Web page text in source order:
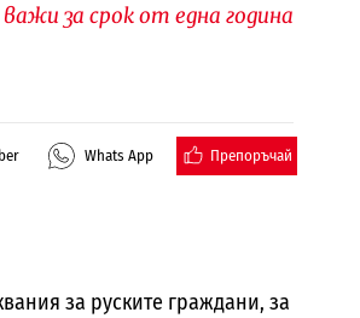
за срок от една година
Whats App Препоръчай
за руските граждани, за